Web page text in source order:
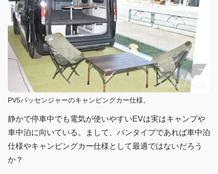
PV5パッセンジャーのキャンピングカー仕様。
静かで停車中でも電気が使いやすいEVは実はキャンプや
車中泊に向いている。まして、バンタイプであれば車中泊
仕様やキャンピングカー仕様として最適ではないだろう
か？